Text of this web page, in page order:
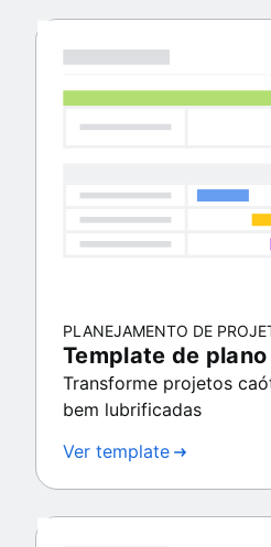
PLANEJAMENTO DE
Template de
Transforme projetos
bem lubrificadas
Ver template